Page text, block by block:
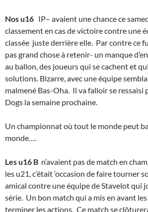
Nos u16 IP– avaient une chance ce
classement en cas de victoire contre une
classée juste derrière elle. Par contre ce
pas grand chose à retenir- un manque
au ballon, des joueurs qui se cachent et
solutions. Bizarre, avec une équipe
malmené Bas-Oha. Il va falloir se ressaisi
Dogs la semaine prochaine.
Un championnat où tout le monde peut
monde….
Les u16 B n’avaient pas de match en
les u21, c’était ‘occasion de faire tourner
amical contre une équipe de Stavelot qui
série. Un bon match qui a mis en avant
terminer les actions. Ce match se